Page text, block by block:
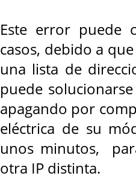
Este error puede
casos, debido a
una lista de
puede
apagando por
eléctrica de su
unos minutos,
otra IP distinta.